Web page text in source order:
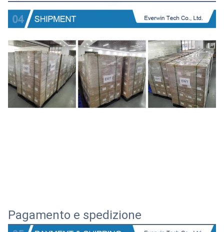
Pagamento e spedizione